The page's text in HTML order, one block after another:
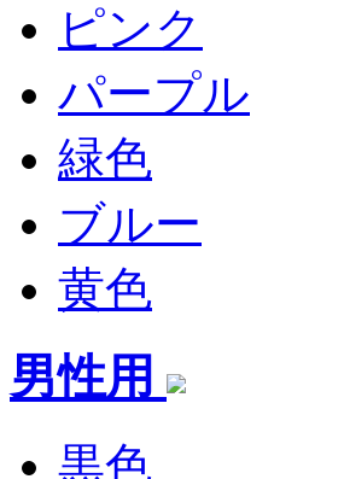
ピンク
パープル
緑色
ブルー
黄色
男性用
黒色